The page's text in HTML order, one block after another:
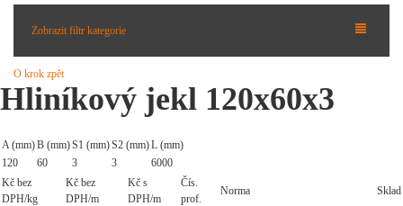
Zobrazit filtr kategorie
O krok zpět
Hliníkový jekl 120x60x3
A (mm)B (mm)S1 (mm)S2 (mm)L (mm)
120
60 3 3
6000
Kč bez
DPH/kg
Kč bez
DPH/m
Kč s
DPH/m
Čís.
prof.
Norma Sklad